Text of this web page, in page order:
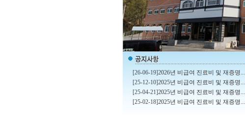
[26-06-19]2026년 비급여 진료비 및 재증명...
[25-12-10]2025년 비급여 진료비 및 재증명...
[25-04-21]2025년 비급여 진료비 및 재증명...
[25-02-18]2025년 비급여 진료비 및 재증명...